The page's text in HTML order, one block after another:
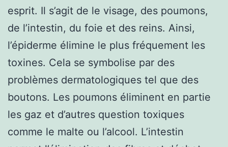
esprit. Il s’agit de le visage, des poumons,
de l’intestin, du foie et des reins. Ainsi,
l’épiderme élimine le plus fréquement les
toxines. Cela se symbolise par des
problèmes dermatologiques tel que des
boutons. Les poumons éliminent en partie
les gaz et d’autres question toxiques
comme le malte ou l’alcool. L’intestin